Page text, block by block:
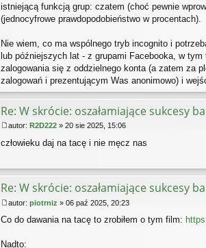
istniejącą funkcją grup: czatem (choć pewnie
(jednocyfrowe prawdopodobieństwo w procentach).
Nie wiem, co ma wspólnego tryb incognito i
lub późniejszych lat - z grupami Facebooka, w
zalogowania się z oddzielnego konta (a zatem za
zalogowań i prezentującym Was anonimowo) i
Re: W skrócie: oszałamiające sukcesy
o
autor: R2D222 » 20 sie 2025, 15:06
człowieku daj na tacę i nie męcz nas
Re: W skrócie: oszałamiające sukcesy
o
t
autor: piotrniz » 06 paź 2025, 20:23
Co do dawania na tacę to zrobiłem o tym film:
Nadto: